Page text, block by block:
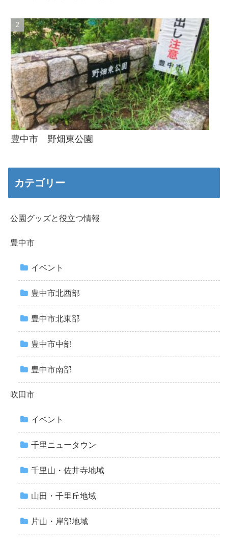
豊中市 野畑東公園
カテゴリー
公園グッズと役立つ情報
豊中市
イベント
豊中市北西部
豊中市北東部
豊中市中部
豊中市南部
吹田市
イベント
千里ニュータウン
千里山・佐井寺地域
山田・千里丘地域
片山・岸部地域